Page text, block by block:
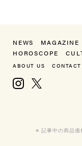
NEWS MAGAZINE
HOROSCOPE
ABOUT US CONTACT
Instagram
※ 記事中の商品価